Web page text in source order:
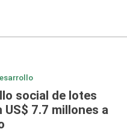
social de lotes
7.7 millones a